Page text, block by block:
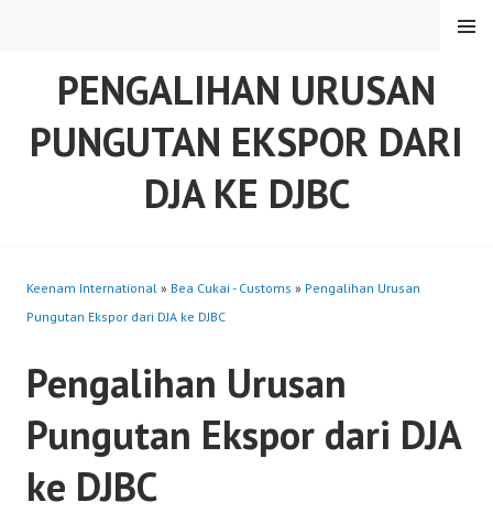
PENGALIHAN URUSAN
PUNGUTAN EKSPOR DARI
DJA KE DJBC
MENU
Keenam International » Bea Cukai - Customs » Pengalihan Urusan
Pungutan Ekspor dari DJA ke DJBC
Pengalihan Urusan
Pungutan Ekspor dari DJA
ke DJBC